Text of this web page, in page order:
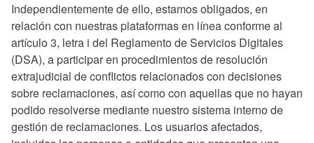
Independientemente de ello, estamos obligados, en
relación con nuestras plataformas en línea conforme al
artículo 3, letra i del Reglamento de Servicios Digitales
(DSA), a participar en procedimientos de resolución
extrajudicial de conflictos relacionados con decisiones
sobre reclamaciones, así como con aquellas que no hayan
podido resolverse mediante nuestro sistema interno de
gestión de reclamaciones. Los usuarios afectados,